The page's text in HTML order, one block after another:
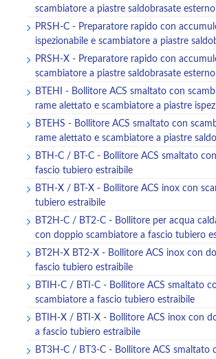
scambiatore a piastre saldobrasate esterno
PRSH-C - Preparatore rapido con
ispezionabile e scambiatore a piastre
PRSH-X - Preparatore rapido con
scambiatore a piastre saldobrasate esterno
BTEHI - Bollitore ACS smaltato con
rame alettato e scambiatore a piastre
BTEHS - Bollitore ACS smaltato con
rame alettato e scambiatore a piastre
BTH-C / BT-C - Bollitore ACS smaltato
fascio tubiero estraibile
BTH-X / BT-X - Bollitore ACS inox con
tubiero estraibile
BT2H-C / BT2-C - Bollitore per acqua
con doppio scambiatore a fascio tubiero
BT2H-X BT2-X - Bollitore ACS inox con
fascio tubiero estraibile
BTIH-C / BTI-C - Bollitore ACS smaltato
scambiatore a fascio tubiero estraibile
BTIH-X / BTI-X - Bollitore ACS inox con
a fascio tubiero estraibile
BT3H-C / BT3-C - Bollitore ACS smaltato